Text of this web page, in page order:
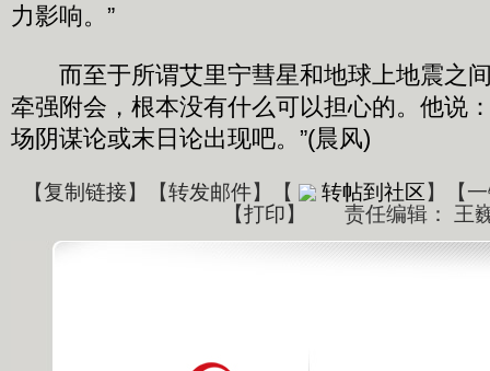
力影响。”
而至于所谓艾里宁彗星和地球上地震之
牵强附会，根本没有什么可以担心的。他说
场阴谋论或末日论出现吧。”(晨风)
【复制链接】【转发邮件】 【 转帖到社区】【
【打印】 责任编辑： 王